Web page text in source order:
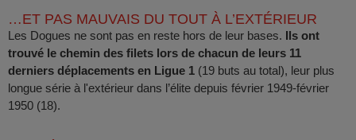
…ET PAS MAUVAIS DU TOUT À L’EXTÉRIEUR
Les Dogues ne sont pas en reste hors de leur bases. Ils ont
trouvé le chemin des filets lors de chacun de leurs 11
derniers déplacements en Ligue 1 (19 buts au total), leur plus
longue série à l'extérieur dans l’élite depuis février 1949-février
1950 (18).